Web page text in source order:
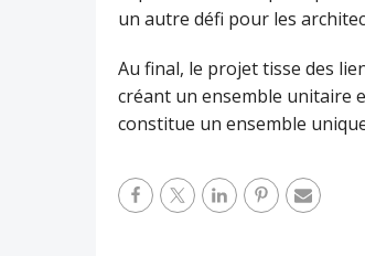
un autre défi pour les
Au final, le projet tisse des
créant un ensemble unitaire
constitue un ensemble